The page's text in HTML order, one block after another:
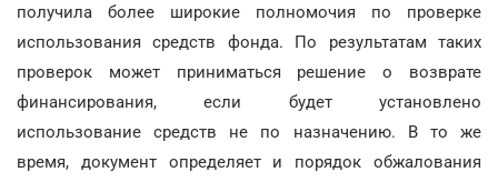
получила более широкие полномочия по проверке
использования средств фонда. По результатам таких
проверок может приниматься решение о возврате
финансирования, если будет установлено
использование средств не по назначению. В то же
время, документ определяет и порядок обжалования